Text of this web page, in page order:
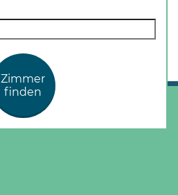
Zimmer
finden